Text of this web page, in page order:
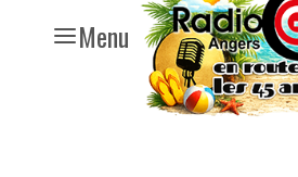
Menu